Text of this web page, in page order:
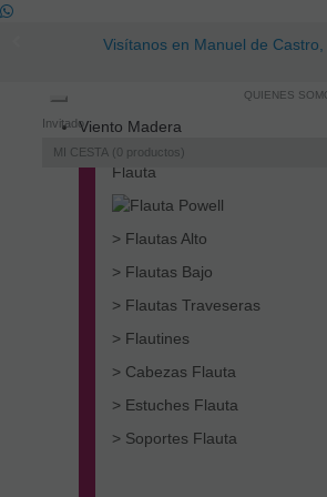
Visítanos en Manuel de
Invitado
MI CESTA 0 productos
QUIENES
navigation
Viento Madera
Flauta
> Flautas Alto
> Flautas Bajo
> Flautas Traveseras
> Flautines
> Cabezas Flauta
> Estuches Flauta
> Soportes Flauta